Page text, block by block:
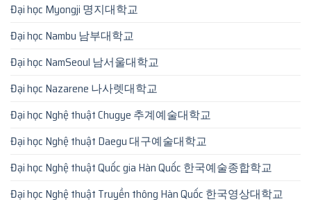
Đại học Myongji 명지대학교
Đại học Nambu 남부대학교
Đại học NamSeoul 남서울대학교
Đại học Nazarene 나사렛대학교
Đại học Nghệ thuật Chugye 추계예술대학교
Đại học Nghệ thuật Daegu 대구예술대학교
Đại học Nghệ thuật Quốc gia Hàn Quốc 한국예술종합학교
Đại học Nghệ thuật Truyền thông Hàn Quốc 한국영상대학교